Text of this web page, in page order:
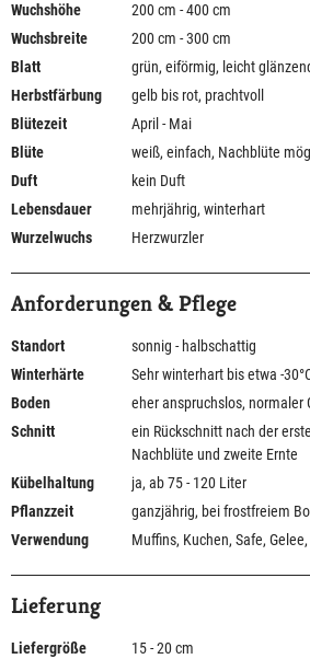
Wuchshöhe
200 cm - 400 cm
Wuchsbreite
200 cm - 300 cm
Blatt
grün, eiförmig, leicht
Herbstfärbung
gelb bis rot, prachtvoll
Blütezeit
April - Mai
Blüte
weiß, einfach, Nachblüte
Duft
kein Duft
Lebensdauer
mehrjährig, winterhart
Wurzelwuchs
Herzwurzler
Anforderungen & Pflege
Standort
sonnig - halbschattig
Winterhärte
Sehr winterhart bis etwa -
Boden
eher anspruchslos, normaler
Schnitt
ein Rückschnitt nach der
Nachblüte und zweite Ernte
Kübelhaltung
ja, ab 75 - 120 Liter
Pflanzzeit
ganzjährig, bei frostfreiem
Verwendung
Muffins, Kuchen, Safe,
Lieferung
Liefergröße
15 - 20 cm